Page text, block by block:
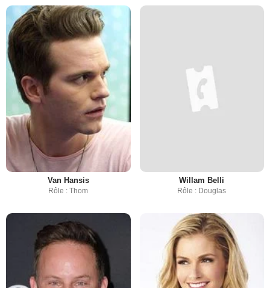
Van Hansis
Rôle : Thom
Willam Belli
Rôle : Douglas